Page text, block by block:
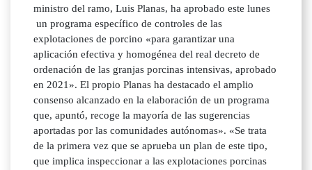
ministro del ramo, Luis Planas, ha aprobado este lunes
un programa específico de controles de las
explotaciones de porcino «para garantizar una
aplicación efectiva y homogénea del real decreto de
ordenación de las granjas porcinas intensivas, aprobado
en 2021». El propio Planas ha destacado el amplio
consenso alcanzado en la elaboración de un programa
que, apuntó, recoge la mayoría de las sugerencias
aportadas por las comunidades autónomas». «Se trata
de la primera vez que se aprueba un plan de este tipo,
que implica inspeccionar a las explotaciones porcinas